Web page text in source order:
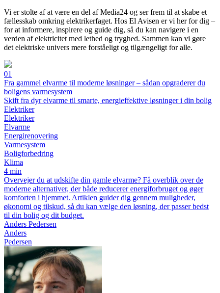
Vi er stolte af at være en del af Media24 og ser frem til at skabe et
fællesskab omkring elektrikerfaget. Hos El Avisen er vi her for dig –
for at informere, inspirere og guide dig, så du kan navigere i en
verden af elektricitet med lethed og tryghed. Sammen kan vi gøre
det elektriske univers mere forståeligt og tilgængeligt for alle.
01
Fra gammel elvarme til moderne løsninger – sådan opgraderer du
boligens varmesystem
Skift fra dyr elvarme til smarte, energieffektive løsninger i din bolig
Elektriker
Elektriker
Elvarme
Energirenovering
Varmesystem
Boligforbedring
Klima
4 min
Overvejer du at udskifte din gamle elvarme? Få overblik over de
moderne alternativer, der både reducerer energiforbruget og øger
komforten i hjemmet. Artiklen guider dig gennem muligheder,
økonomi og tilskud, så du kan vælge den løsning, der passer bedst
til din bolig og dit budget.
Anders Pedersen
Anders
Pedersen